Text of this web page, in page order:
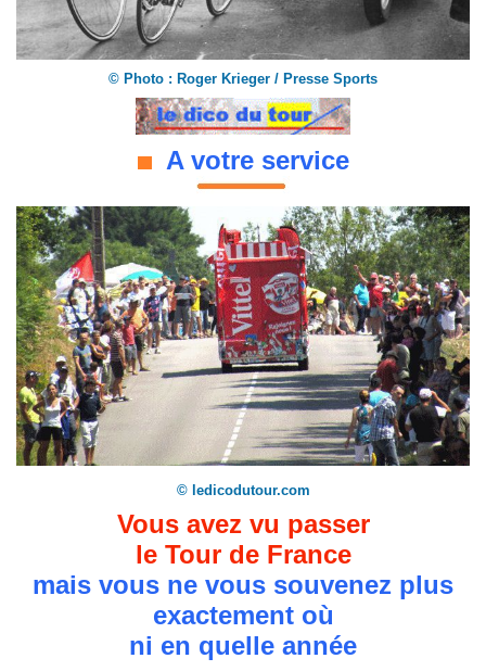
© Photo : Roger Krieger / Presse Sports
A votre service
© ledicodutour.com
Vous avez vu passer
le Tour de France
mais vous ne vous souvenez plus
exactement où
ni en quelle année